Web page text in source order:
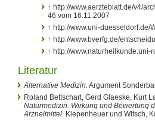
↑ http://www.aerzteblatt.de/v4/
46 vom 16.11.2007
↑ http://www.uni-duesseldorf.de/
↑ http://www.bverfg.de/
↑ http://www.naturheilkunde.uni-
Literatur
Alternative Medizin. Argument
Roland Bettschart, Gerd Glaeske, Kurt
Naturmedizin. Wirkung und Bewertung
Arzneimittel. Kiepenheuer und Witsch,